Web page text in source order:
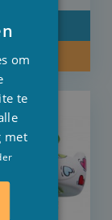
om
te
met